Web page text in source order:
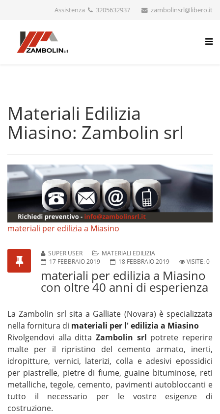
Assistenza 3205632937 zambolinsrl@libero.it
Materiali Edilizia
Miasino: Zambolin srl
materiali per edilizia a Miasino
SUPER USER
MATERIALI EDILIZIA
17 FEBBRAIO 2019
18 FEBBRAIO 2019 VISITE: 0
materiali per edilizia a Miasino
con oltre 40 anni di esperienza
La Zambolin srl sita a Galliate (Novara) è specializzata
nella fornitura di materiali per l' edilizia a Miasino
Rivolgendovi alla ditta Zambolin srl potrete reperire
malte per il ripristino del cemento armato, inerti,
idropitture, vernici, laterizi, colla e adesivi epossidici
per piastrelle, pietre di fiume, guaine bituminose, reti
metalliche, tegole, cemento, pavimenti autobloccanti e
tutto il necessario per le vostre esigenze di
costruzione.